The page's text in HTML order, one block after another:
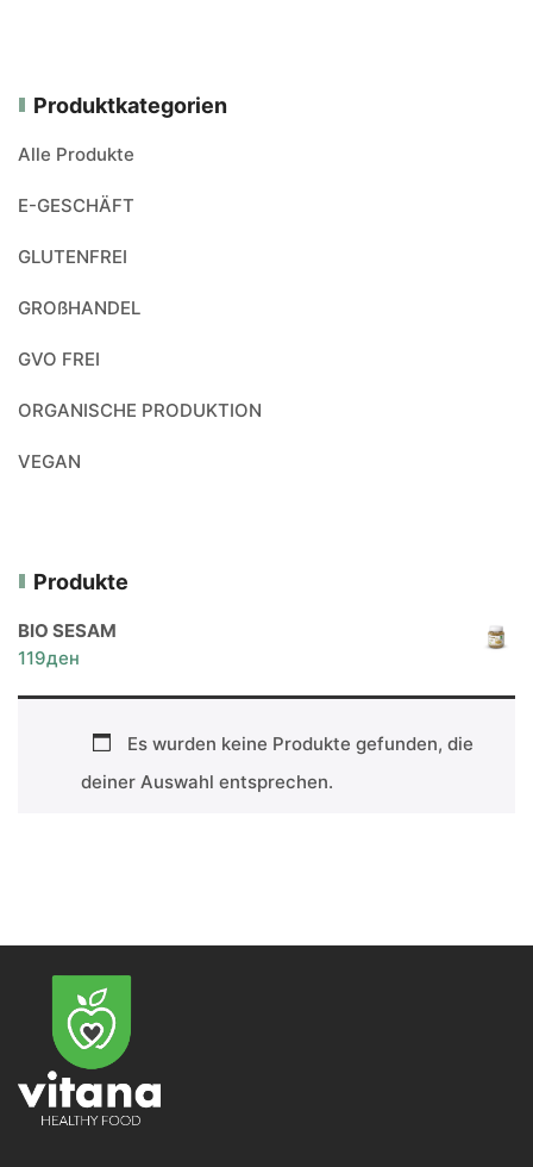
Produktkategorien
Alle Produkte
E-GESCHÄFT
GLUTENFREI
GROßHANDEL
GVO FREI
ORGANISCHE PRODUKTION
VEGAN
Produkte
BIO SESAM
119ден
Es wurden keine Produkte gefunden, die
deiner Auswahl entsprechen.